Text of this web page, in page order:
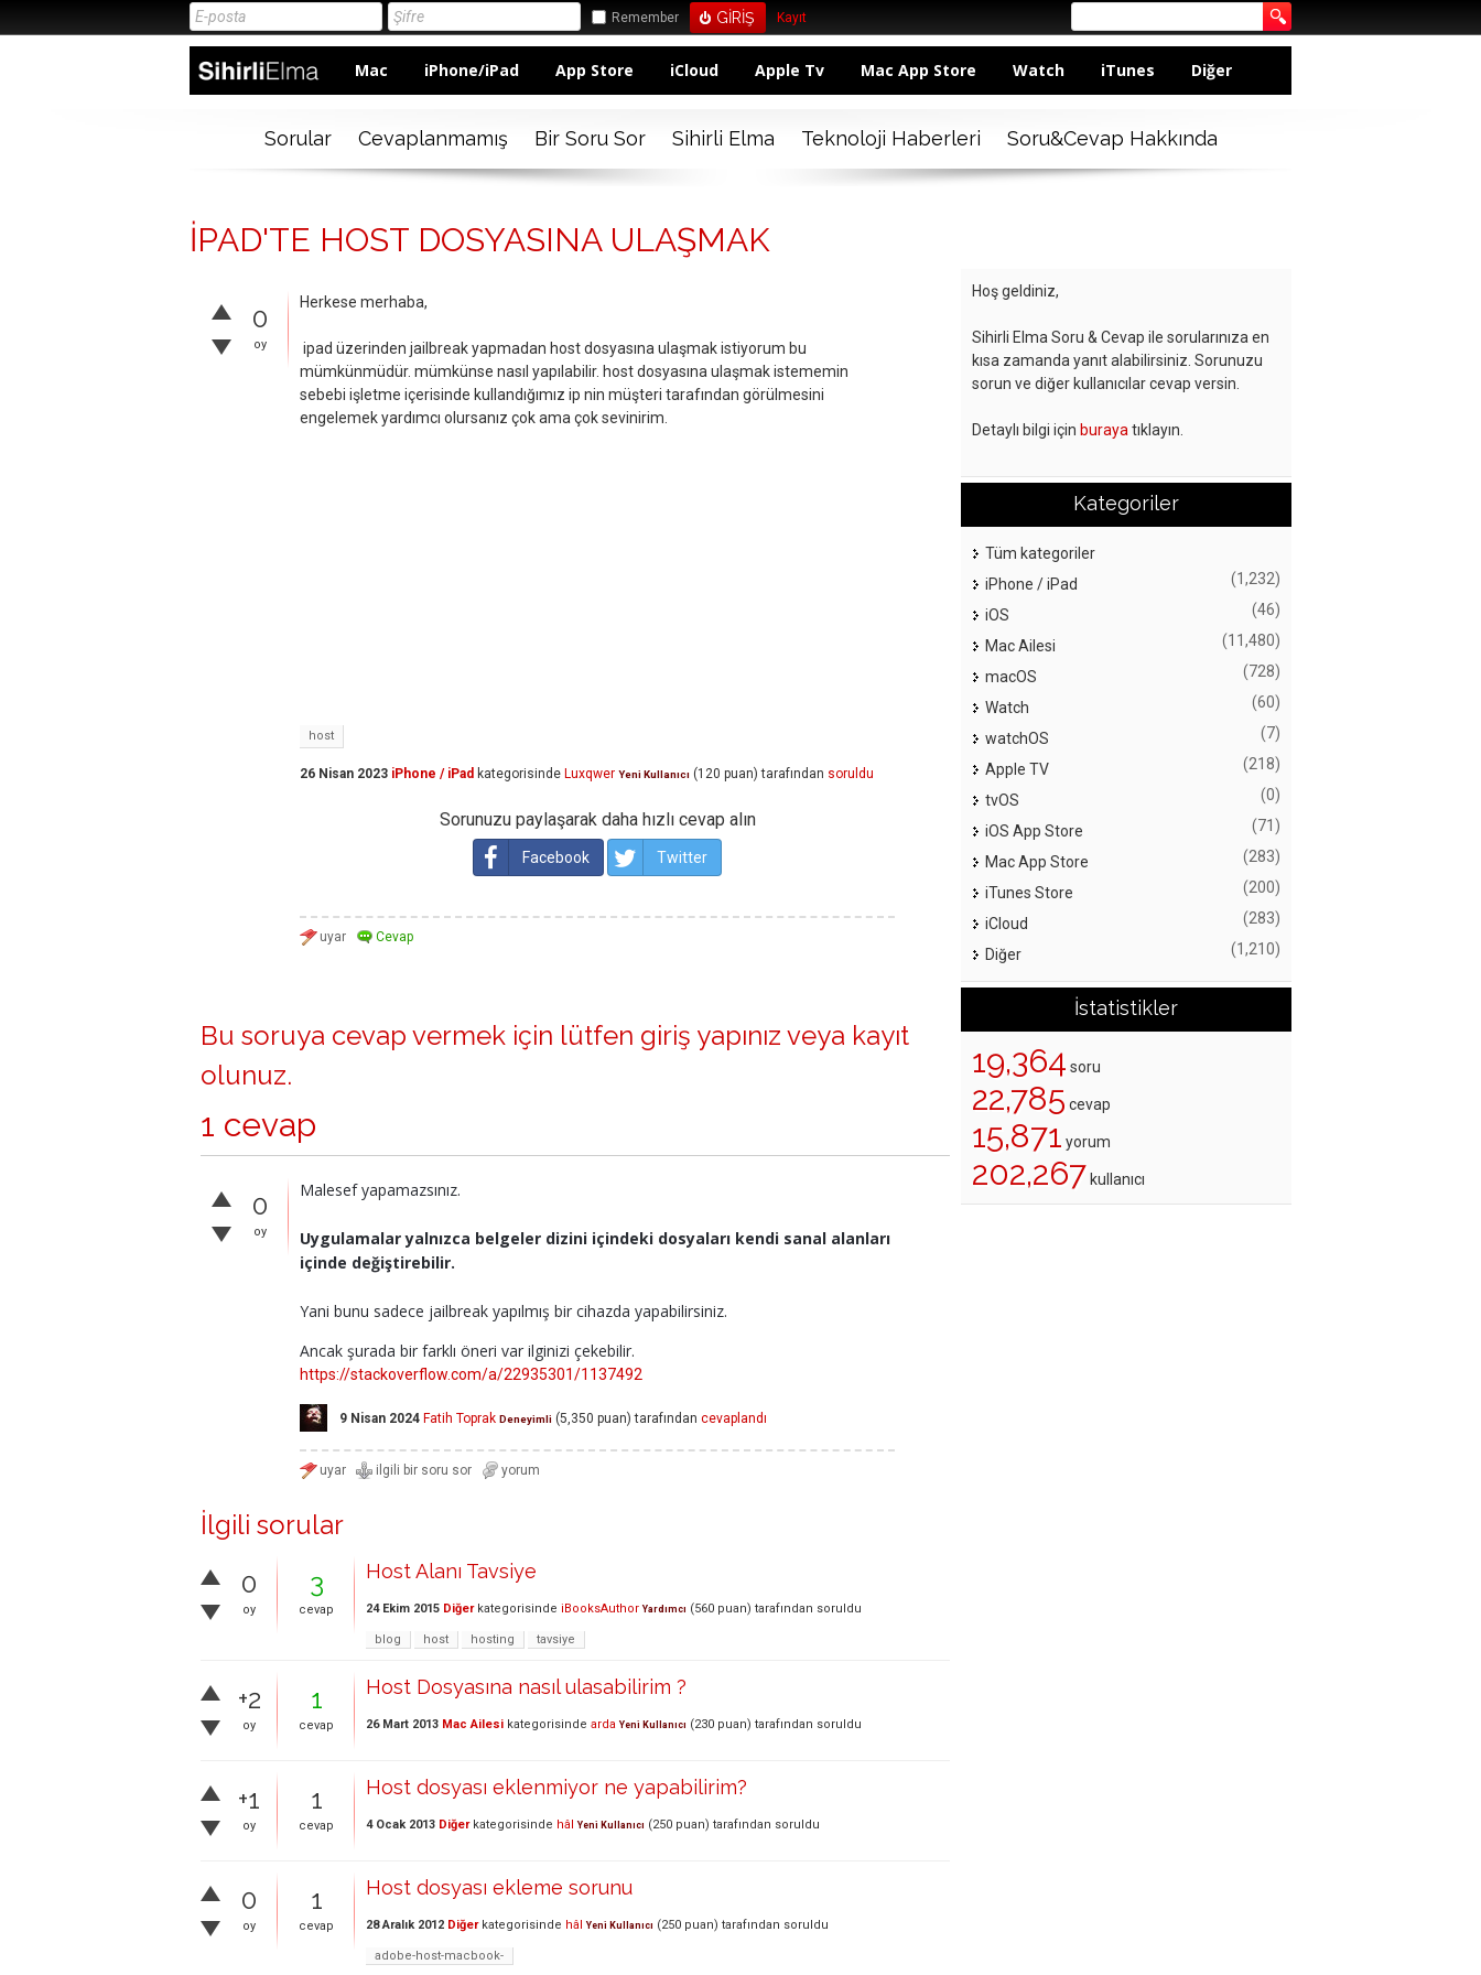
Remember Kayıt
Mac iPhone/iPad App Store iCloud Apple Tv Mac App Store Watch iTunes Diğer
Sorular Cevaplanmamış Bir Soru Sor Sihirli Elma Teknoloji Haberleri Soru&Cevap Hakkında
İPAD'TE HOST DOSYASINA ULAŞMAK
0
oy
Herkese merhaba,
ipad üzerinden jailbreak yapmadan host dosyasına ulaşmak istiyorum bu
mümkünmüdür. mümkünse nasıl yapılabilir. host dosyasına ulaşmak istememin
sebebi işletme içerisinde kullandığımız ip nin müşteri tarafından görülmesini
engelemek yardımcı olursanız çok ama çok sevinirim.
host
26 Nisan 2023 iPhone / iPad kategorisinde Luxqwer Yeni Kullanıcı (120 puan) tarafından soruldu
Sorunuzu paylaşarak daha hızlı cevap alın
Facebook Twitter
Bu soruya cevap vermek için lütfen giriş yapınız veya kayıt
olunuz.
1 cevap
0
oy
Malesef yapamazsınız.
Uygulamalar yalnızca belgeler dizini içindeki dosyaları kendi sanal alanları
içinde değiştirebilir.
Yani bunu sadece jailbreak yapılmış bir cihazda yapabilirsiniz.
Ancak şurada bir farklı öneri var ilginizi çekebilir.
https://stackoverflow.com/a/22935301/1137492
9 Nisan 2024 Fatih Toprak Deneyimli (5,350 puan) tarafından cevaplandı
İlgili sorular
0
oy
3
cevap
Host Alanı Tavsiye
24 Ekim 2015 Diğerkategorisinde iBooksAuthor Yardımcı (560 puan) tarafından soruldu
blog host hosting tavsiye
+2
oy
1
cevap
Host Dosyasına nasıl ulasabilirim ?
26 Mart 2013 Mac Ailesi kategorisinde arda Yeni Kullanıcı (230 puan) tarafından soruldu
+1
oy
1
cevap
Host dosyası eklenmiyor ne yapabilirim?
4 Ocak 2013 Diğerkategorisinde hâl Yeni Kullanıcı (250 puan) tarafından soruldu
0
oy
1
cevap
Host dosyası ekleme sorunu
28 Aralık 2012 Diğerkategorisinde hâl Yeni Kullanıcı (250 puan) tarafından soruldu
adobe-host-macbook-
Hoş geldiniz,
Sihirli Elma Soru & Cevap ile sorularınıza en
kısa zamanda yanıt alabilirsiniz. Sorunuzu
sorun ve diğer kullanıcılar cevap versin.
Detaylı bilgi için buraya tıklayın.
Kategoriler
Tüm kategoriler
iPhone / iPad
(1,232)
iOS (46)
Mac Ailesi (11,480)
macOS (728)
Watch (60)
watchOS (7)
Apple TV (218)
tvOS (0)
iOS App Store (71)
Mac App Store (283)
iTunes Store (200)
iCloud (283)
Diğer (1,210)
İstatistikler
19,364 soru
22,785 cevap
15,871 yorum
202,267 kullanıcı